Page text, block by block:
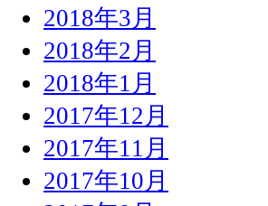
2018年3月
2018年2月
2018年1月
2017年12月
2017年11月
2017年10月